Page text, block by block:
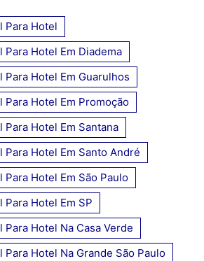
Para Hotel
Para Hotel Em Diadema
Para Hotel Em Guarulhos
Para Hotel Em Promoção
Para Hotel Em Santana
Para Hotel Em Santo André
Para Hotel Em São Paulo
Hotel Em SP
Hotel Na Casa Verde
Para Hotel Na Grande São Paulo